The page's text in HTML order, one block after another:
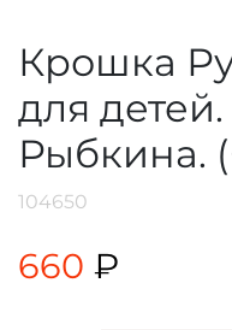
Крошка
для
Рыбкина.
104650
660 ₽